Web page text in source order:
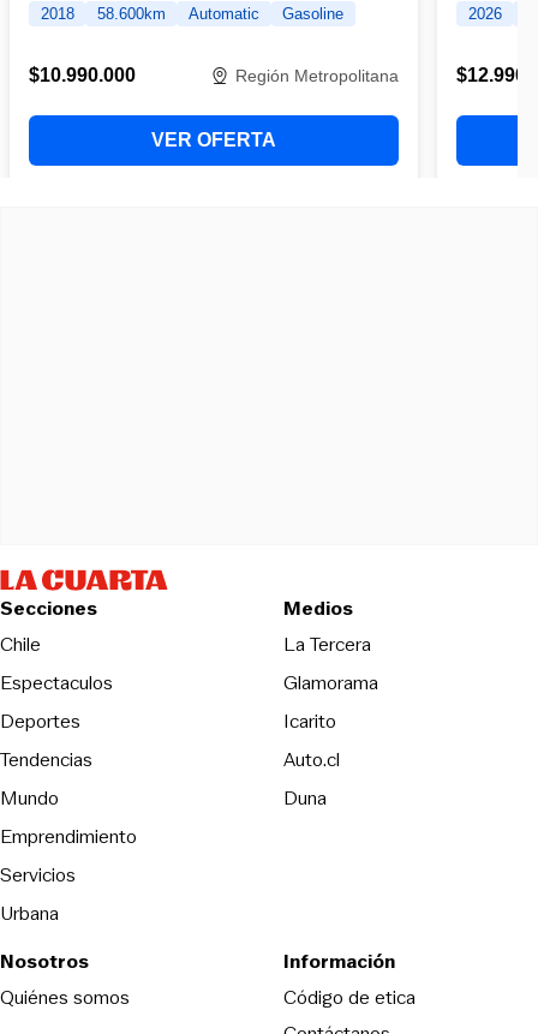
Secciones
Chile
Espectaculos
Deportes
Tendencias
Mundo
Emprendimiento
Servicios
Urbana
Medios
La TerceraOpens in new
Glamorama
Icarito
Auto.cl
DunaOpens in new window
Nosotros
Quiénes somos
Información
Código de eticaOpens in new